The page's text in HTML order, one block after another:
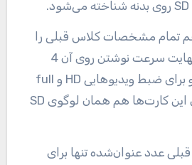
تمام مشخصات کلاس قبلی را
دارد، با این تفاوت که نهایت سرعت نوشتن روی آن 4
مگابایت بر ثانیه است و برای ضبط ویدیو‌هایی HD و full
HD مناسب است. روی این کارت‌ها هم همان لوگوی SD
عدد عنوان‌شده تنها برای